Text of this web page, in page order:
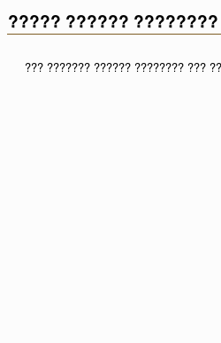
????? ??????
??? ??????? ?????? ???????? ???